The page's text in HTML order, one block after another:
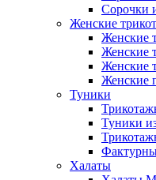
Сорочки
Женские
Женские
Женские
Женские
Женские
Туники
Туники
Халаты